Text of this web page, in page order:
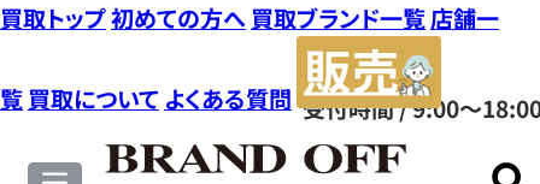
イ
ヤ
ル
0120604117
受付時間 / 9:00～
買取トップ初めての方へ 買取ブランド一覧店舗一
覧 買取について よくある質問
サ